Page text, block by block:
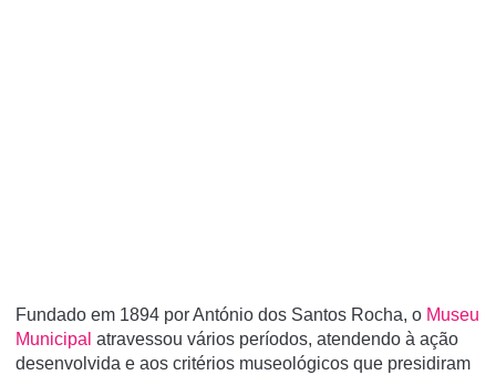
Fundado em 1894 por António dos Santos Rocha, o Museu
Municipal atravessou vários períodos, atendendo à ação
desenvolvida e aos critérios museológicos que presidiram